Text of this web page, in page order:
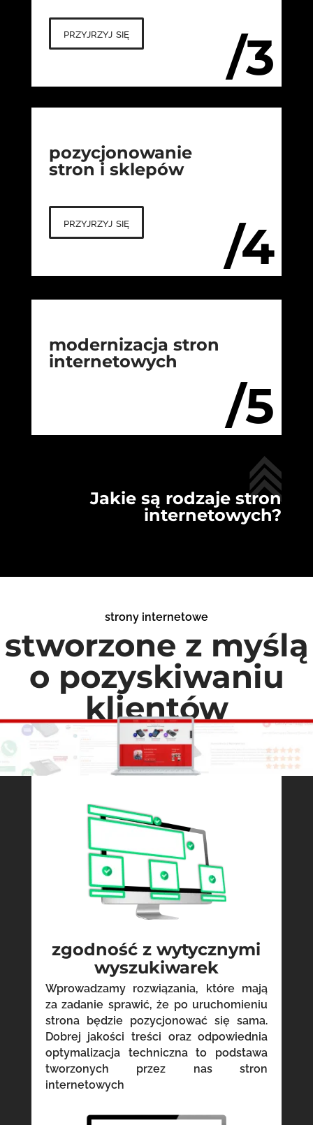
/3
przyjrzyj się
/4
pozycjonowanie
stron i sklepów
przyjrzyj się
/5
modernizacja stron
internetowych
Jakie są rodzaje stron
internetowych?
strony internetowe
stworzone z myślą
o pozyskiwaniu
klientów
zgodność z wytycznymi
wyszukiwarek
Wprowadzamy rozwiązania, które mają
za zadanie sprawić, że po uruchomieniu
strona będzie pozycjonować się sama.
Dobrej jakości treści oraz odpowiednia
optymalizacja techniczna to podstawa
tworzonych przez nas stron
internetowych